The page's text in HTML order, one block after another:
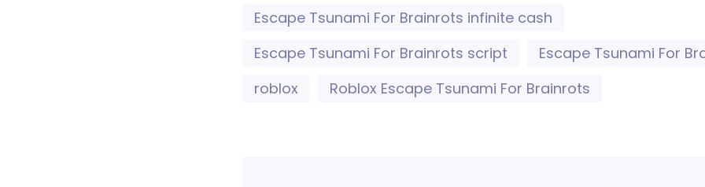
Escape Tsunami For Brainrots infinite cash
Escape Tsunami For Brainrots script
Escape Tsunami For
roblox
Roblox Escape Tsunami For Brainrots